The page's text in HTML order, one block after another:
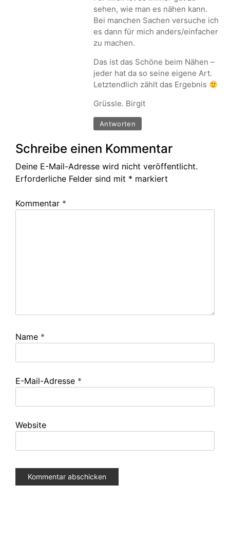
sehen, wie man es nähen kann.
Bei manchen Sachen versuche ich
es dann für mich anders/einfacher
zu machen.
Das ist das Schöne beim Nähen –
jeder hat da so seine eigene Art.
Letztendlich zählt das Ergebnis
Grüssle. Birgit
Antworten
Schreibe einen Kommentar
Deine E-Mail-Adresse wird nicht veröffentlicht.
Erforderliche Felder sind mit * markiert
Kommentar *
Name *
E-Mail-Adresse *
Website